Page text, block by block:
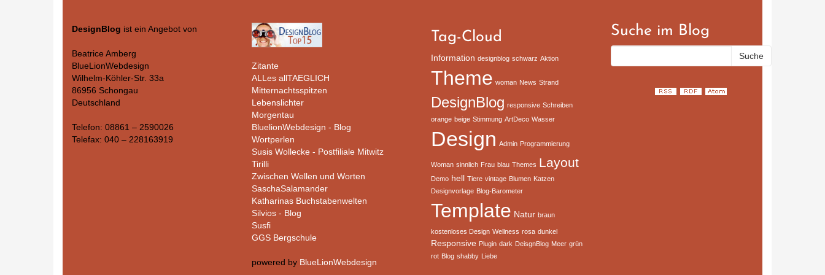
DesignBlog ist ein Angebot von
Beatrice Amberg
BlueLionWebdesign
Wilhelm-Köhler-Str. 33a
86956 Schongau
Deutschland
Telefon: 08861 – 2590026
Telefax: 040 – 228163919
Zitante
ALLes allTAEGLICH
Mitternachtsspitzen
Lebenslichter
Morgentau
BluelionWebdesign - Blog
Wortperlen
Susis Wollecke - Postfiliale Mitwitz
Tirilli
Zwischen Wellen und Worten
SaschaSalamander
Katharinas Buchstabenwelten
Silvios - Blog
Susfi
GGS Bergschule
powered by BlueLionWebdesign
Tag-Cloud
Information designblog schwarz Aktion
Theme woman News Strand
DesignBlog responsive Schreiben
orange beige Stimmung ArtDeco Wasser
Design Admin Programmierung
Woman sinnlich Frau blau Themes Layout
Demo hell Tiere vintage Blumen Katzen
Designvorlage Blog-Barometer
Template Natur braun
kostenloses Design Wellness rosa dunkel
Responsive Plugin dark DeisgnBlog Meer grün
rot Blog shabby Liebe
Suche im Blog